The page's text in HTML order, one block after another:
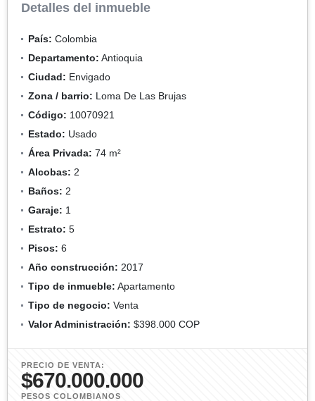
Detalles del inmueble
País: Colombia
Departamento: Antioquia
Ciudad: Envigado
Zona / barrio: Loma De Las Brujas
Código: 10070921
Estado: Usado
Área Privada: 74 m²
Alcobas: 2
Baños: 2
Garaje: 1
Estrato: 5
Pisos: 6
Año construcción: 2017
Tipo de inmueble: Apartamento
Tipo de negocio: Venta
Valor Administración: $398.000 COP
PRECIO DE VENTA:
$670.000.000
PESOS COLOMBIANOS